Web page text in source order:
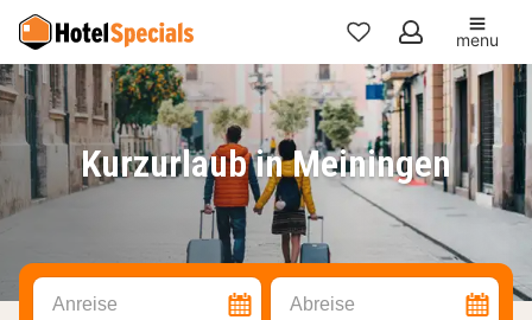
Meine
Favoriten
menu
Kurzurlaub in Meiningen
Anreise Abreise